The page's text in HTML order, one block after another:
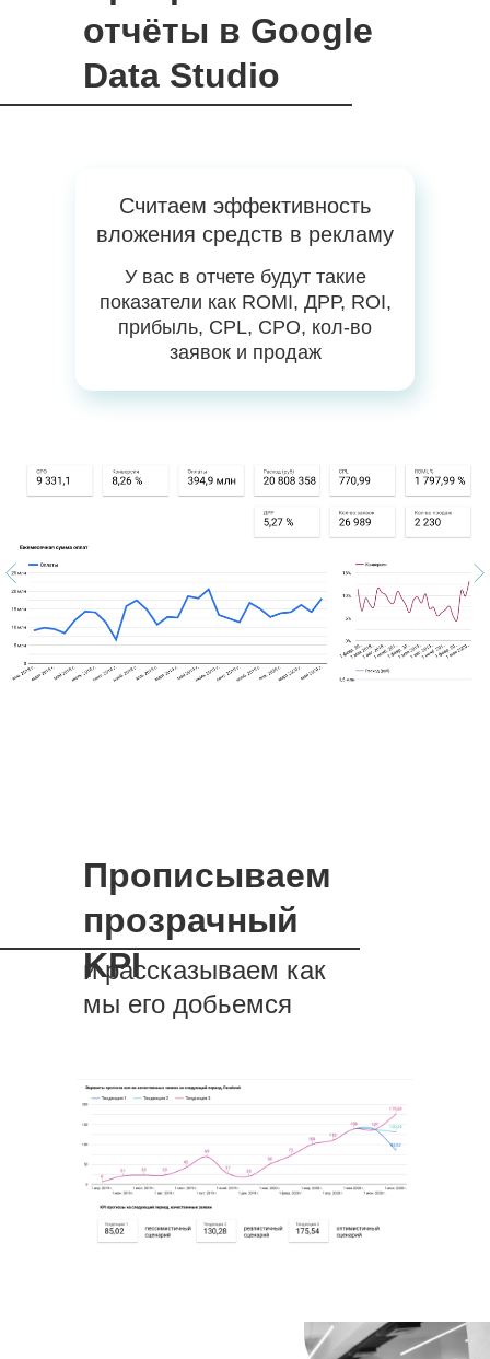
отчёты в Google
Data Studio
Считаем эффективность
вложения средств в рекламу
У вас в отчете будут такие
показатели как ROMI, ДРР, ROI,
прибыль, CPL, CPO, кол-во
заявок и продаж
Прописываем
прозрачный
KPI
и рассказываем как
мы его добьемся